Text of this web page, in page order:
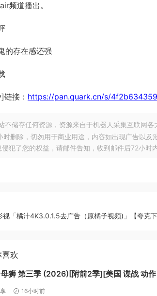
频道播出。
的存在感还强
接： https://pan.quark.cn/s/
不储存任何资源，资源来自于机器人采集互联网
时删除，切勿用于商业用途，内容如出现广告以
侵犯了您的权益，请邮件告知，收到邮件后72小
「橘汁4K3.0.1.5去广告（原橘子视频)」【夸克下
欢
狮 第三季 (2026)[附前2季][美国 谍战 动
索尔达娜 妮可・基德曼]【夸克】
16小时前